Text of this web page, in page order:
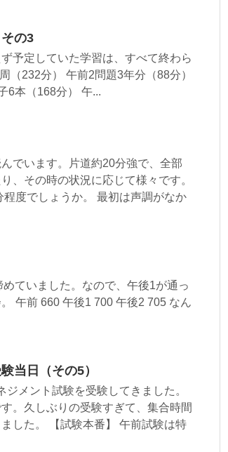
の3
予定していた学習は、すべて終わら
（232分） 午前2問題3年分（88分）
6本（168分） 午...
でいます。片道約20分強で、全部
、その時の状況に応じて様々です。
度でしょうか。 最初は声調がなか
ていました。なので、午後1が通っ
午前 660 午後1 700 午後2 705 なん
当日（その5）
メント試験を受験してきました。
。久しぶりの受験すぎて、集合時間
した。 【試験本番】 午前試験は特